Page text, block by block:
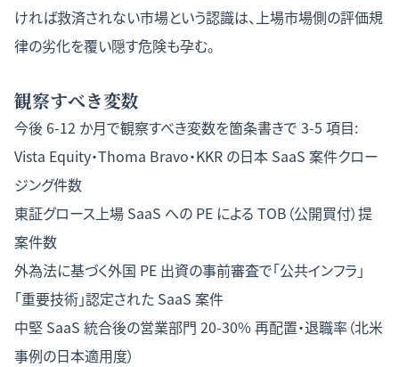
ければ救済されない市場という認識は、上場市場側の評価規
律の劣化を覆い隠す危険も孕む。
観察すべき変数
今後 6-12 か月で観察すべき変数を箇条書きで 3-5 項目:
Vista Equity・Thoma Bravo・KKR の日本 SaaS 案件クロー
ジング件数
東証グロース上場 SaaS への PE による TOB（公開買付）提
案件数
外為法に基づく外国 PE 出資の事前審査で「公共インフラ」
「重要技術」認定された SaaS 案件
中堅 SaaS 統合後の営業部門 20-30% 再配置・退職率（北米
事例の日本適用度）